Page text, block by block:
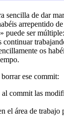
sencilla de dar
arrepentido
puede ser
continuar
os
ese commit:
commit las
el área de trabajo